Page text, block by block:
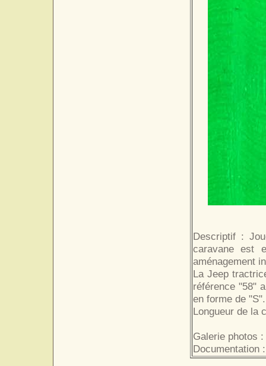
Descriptif :
caravane est
aménagement
La Jeep
référence "58"
en forme de "S".
Longueur de la
Galerie photos :
Documentation :